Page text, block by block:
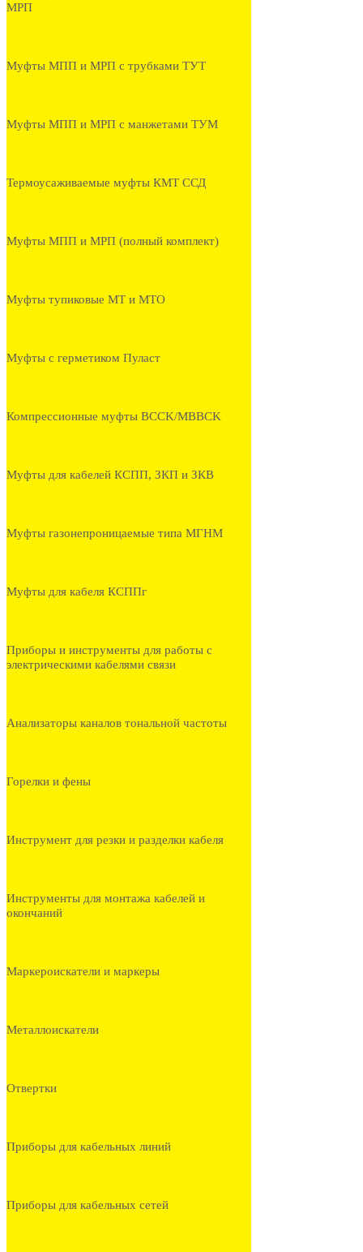
МРП
Муфты МПП и МРП с трубками ТУТ
Муфты МПП и МРП с манжетами ТУМ
Термоусаживаемые муфты КМТ ССД
Муфты МПП и МРП (полный комплект)
Муфты тупиковые МТ и МТО
Муфты с герметиком Пуласт
Компрессионные муфты BCCK/MBBCK
Муфты для кабелей КСПП, ЗКП и ЗКВ
Муфты газонепроницаемые типа МГНМ
Муфты для кабеля КСППг
Приборы и инструменты для работы с
электрическими кабелями связи
Анализаторы каналов тональной частоты
Горелки и фены
Инструмент для резки и разделки кабеля
Инструменты для монтажа кабелей и
окончаний
Маркероискатели и маркеры
Металлоискатели
Отвертки
Приборы для кабельных линий
Приборы для кабельных сетей